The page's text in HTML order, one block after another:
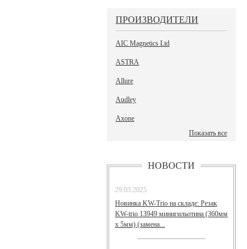
ПРОИЗВОДИТЕЛИ
AIC Magnetics Ltd
ASTRA
Allure
Audley
Axone
Показать все
НОВОСТИ
29.03.2025
Новинка KW-Trio на складе: Резак
KW-trio 13949 минигильотина (360мм
х 5мм) (замена...